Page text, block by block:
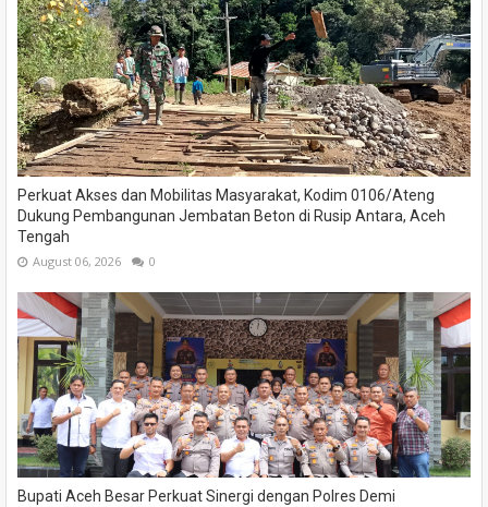
Perkuat Akses dan Mobilitas Masyarakat, Kodim 0106/Ateng
Dukung Pembangunan Jembatan Beton di Rusip Antara, Aceh
Tengah
August 06, 2026 0
Bupati Aceh Besar Perkuat Sinergi dengan Polres Demi